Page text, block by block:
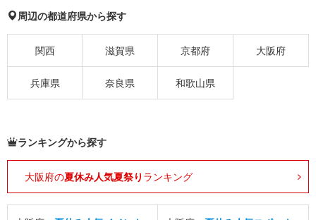
周辺の都道府県から探す
関西 滋賀県 京都府 大阪府
兵庫県 奈良県 和歌山県
ランキングから探す
大阪府の夏休み人気夏祭り ランキング